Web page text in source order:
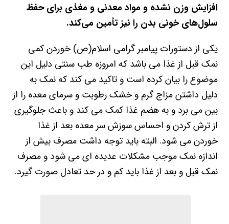
افزایش وزن نشده و مواد معدنی و مغذی برای حفظ
سلول‌های خونی بدن را نیز تأمین می‌کند.
یکی از دستورات پیامبر گرامی اسلام(ص) خوردن کمی
نمک قبل از غذا می باشد که امروزه طب سنتی دلیل این
موضوع را بیان کرده است و تاکید می کند که نمک به
دلیل داشتن مزاج گرم و خشک رطوبت و سرمای معده را از
بین می برد و به هضم غذا کمک می کند و باعث جلوگیری
از ترش کردن و احساس سوزش سر معده بعد از غذا
خوردن می شود. البته باید توجه داشت مصرف بیش از
اندازه نمک موجب مشکلات عدیده ای می شود و مصرف
نمک قبل و بعد از غذا باید کم و در حد تعادل صورت گیرد.